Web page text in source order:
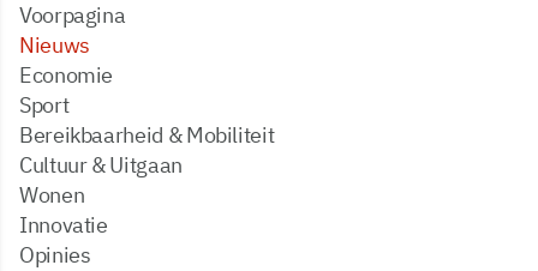
Voorpagina
Nieuws
Economie
Sport
Bereikbaarheid & Mobiliteit
Cultuur & Uitgaan
Wonen
Innovatie
Opinies